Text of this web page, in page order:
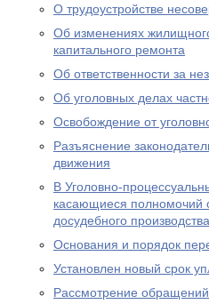
О трудоустройстве
Об изменениях
капитального ремонта
Об ответственности за
Об уголовных делах
Освобождение от
Разъяснение
движения
В Уголовно-
касающиеся полномочий
досудебного производства
Основания и порядок
Установлен новый срок
Рассмотрение